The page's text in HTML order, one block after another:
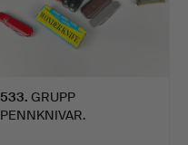
533. GRUPP
PENNKNIVAR.